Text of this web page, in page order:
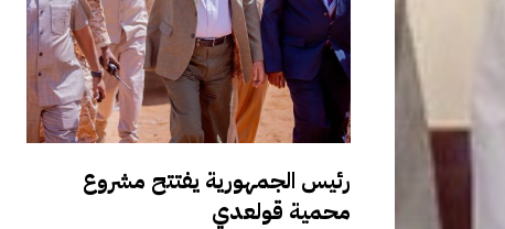
رئيس الجمهورية يفتتح مشروع
محمية قولعدي